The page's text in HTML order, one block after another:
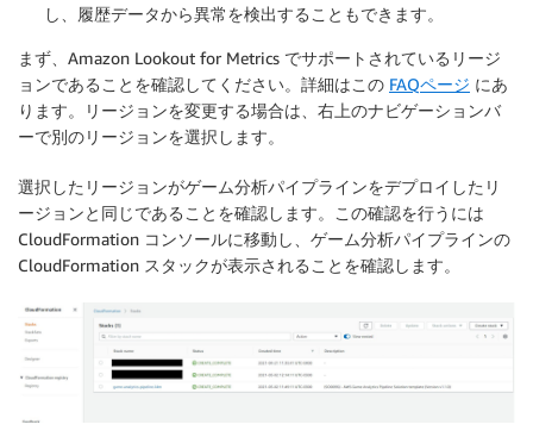
し、履歴データから異常を検出することもできます。
まず、Amazon Lookout for Metrics でサポートされているリージ
ョンであることを確認してください。詳細はこの FAQページ にあ
ります。リージョンを変更する場合は、右上のナビゲーションバ
ーで別のリージョンを選択します。
選択したリージョンがゲーム分析パイプラインをデプロイしたリ
ージョンと同じであることを確認します。この確認を行うには
CloudFormation コンソールに移動し、ゲーム分析パイプラインの
CloudFormation スタックが表示されることを確認します。